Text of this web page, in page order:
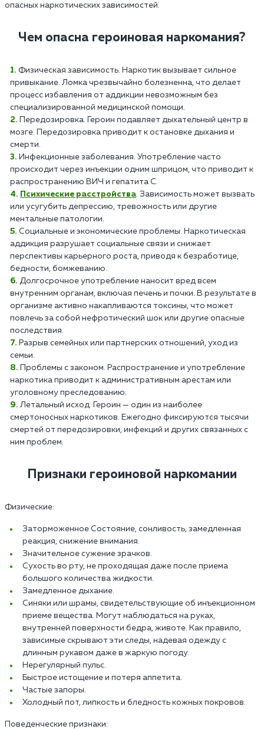
опасных наркотических зависимостей.
Чем опасна героиновая наркомания?
Физическая зависимость. Наркотик вызывает сильное
привыкание. Ломка чрезвычайно болезненна, что делает
процесс избавления от аддикции невозможным без
специализированной медицинской помощи.
Передозировка. Героин подавляет дыхательный центр в
мозге. Передозировка приводит к остановке дыхания и
смерти.
Инфекционные заболевания. Употребление часто
происходит через инъекции одним шприцом, что приводит к
распространению ВИЧ и гепатита C.
Психические расстройства . Зависимость может вызвать
или усугубить депрессию, тревожность или другие
ментальные патологии.
Социальные и экономические проблемы. Наркотическая
аддикция разрушает социальные связи и снижает
перспективы карьерного роста, приводя к безработице,
бедности, бомжеванию.
Долгосрочное употребление наносит вред всем
внутренним органам, включая печень и почки. В результате в
организме активно накапливаются токсины, что может
повлечь за собой нефротический шок или другие опасные
последствия.
Разрыв семейных или партнерских отношений, уход из
семьи.
Проблемы с законом. Распространение и употребление
наркотика приводит к административным арестам или
уголовному преследованию.
Летальный исход. Героин — один из наиболее
смертоносных наркотиков. Ежегодно фиксируются тысячи
смертей от передозировки, инфекций и других связанных с
ним проблем.
Признаки героиновой наркомании
Физические:
Заторможенное Состояние, сонливость, замедленная
реакция, снижение внимания.
Значительное сужение зрачков.
Сухость во рту, не проходящая даже после приема
большого количества жидкости.
Замедленное дыхание.
Синяки или шрамы, свидетельствующие об инъекционном
приеме вещества. Могут наблюдаться на руках,
внутренней поверхности бедра, животе. Как правило,
зависимые скрывают эти следы, надевая одежду с
длинным рукавом даже в жаркую погоду.
Нерегулярный пульс.
Быстрое истощение и потеря аппетита.
Частые запоры.
Холодный пот, липкость и бледность кожных покровов.
Поведенческие признаки: